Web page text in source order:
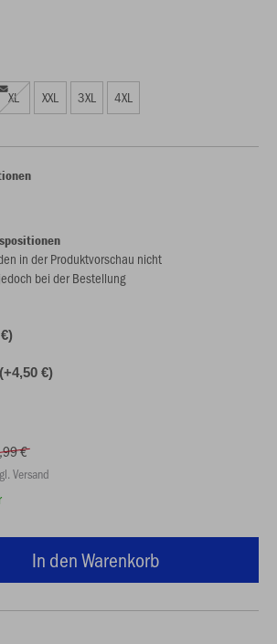
XL XXL 3XL 4XL
in der Produktvorschau nicht
bei der Bestellung
€)
€
Versand
In den Warenkorb